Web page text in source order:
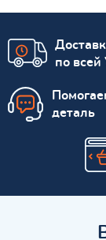
по всей
деталь